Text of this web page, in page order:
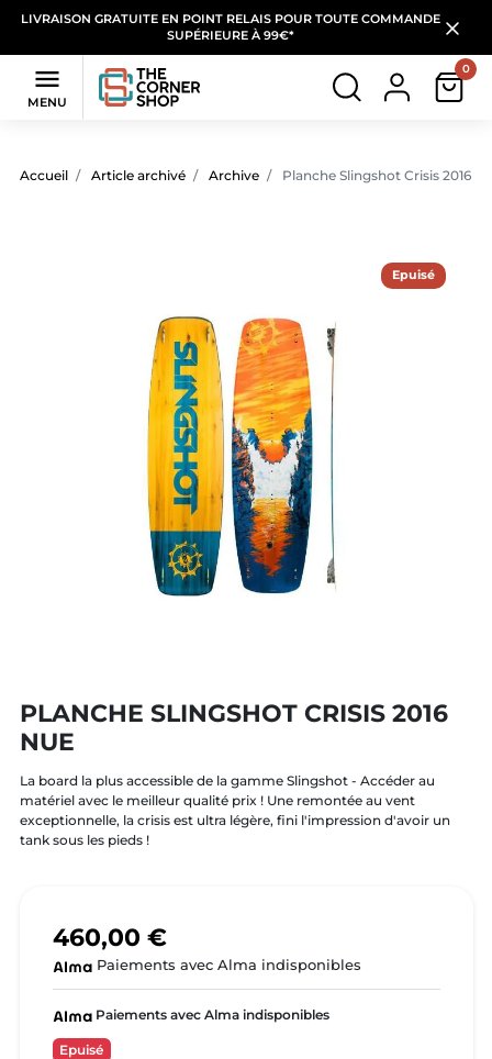
LIVRAISON GRATUITE EN POINT RELAIS POUR TOUTE COMMANDE
SUPÉRIEURE À 99€*

MENU
0
Accueil Article archivé Archive Planche Slingshot Crisis 2016
Epuisé
PLANCHE SLINGSHOT CRISIS 2016
NUE
La board la plus accessible de la gamme Slingshot - Accéder au
matériel avec le meilleur qualité prix ! Une remontée au vent
exceptionnelle, la crisis est ultra légère, fini l'impression d'avoir un
tank sous les pieds !
460,00 €
Paiements avec Alma indisponibles
Paiements avec Alma indisponibles
Epuisé